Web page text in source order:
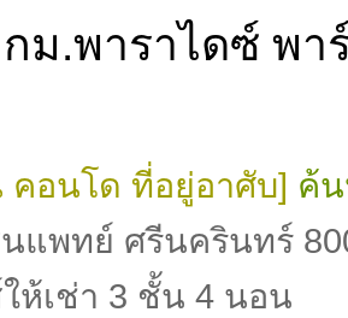
ม.พาราไดซ์ พา
คอนโด ที่อยู่อาศับ] ค้
แพทย์ ศรีนครินทร์
ให้เช่า 3 ชั้น 4 นอน